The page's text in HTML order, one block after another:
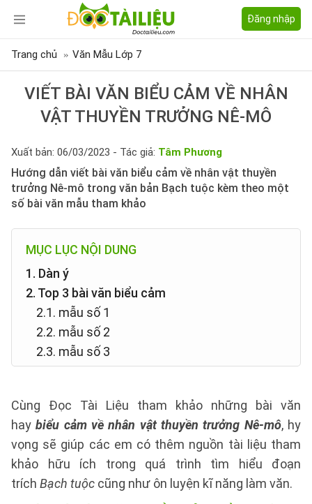
Đăng nhập
Trang chủ Văn Mẫu Lớp 7
VIẾT BÀI VĂN BIỂU CẢM VỀ NHÂN
VẬT THUYỀN TRƯỞNG NÊ-MÔ
Xuất bản: 06/03/2023 - Tác giả: Tâm Phương
Hướng dẫn viết bài văn biểu cảm về nhân vật thuyền
trưởng Nê-mô trong văn bản Bạch tuộc kèm theo một
số bài văn mẫu tham khảo
MỤC LỤC NỘI DUNG
1. Dàn ý
2. Top 3 bài văn biểu cảm
2.1. mẫu số 1
2.2. mẫu số 2
2.3. mẫu số 3
Cùng Đọc Tài Liệu tham khảo những bài văn
haybiểu cảm về nhân vật thuyền trưởng Nê-mô, hy
vọng sẽ giúp các em có thêm nguồn tài liệu tham
khảo hữu ích trong quá trình tìm hiểu đoạn
trích Bạch tuộc cũng như ôn luyện kĩ năng làm văn.